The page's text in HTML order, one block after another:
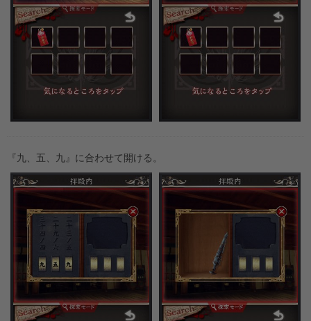
『九、五、九』に合わせて開ける。